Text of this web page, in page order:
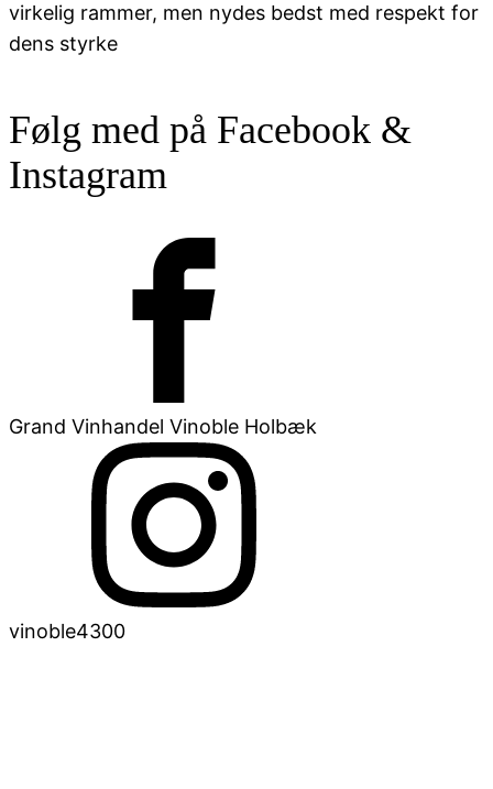
virkelig rammer, men nydes bedst med respekt for
dens styrke
Følg med på Facebook &
Instagram
Grand Vinhandel Vinoble Holbæk
vinoble4300